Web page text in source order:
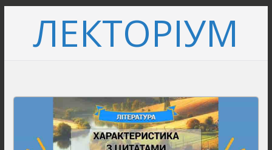
вмістуЛЕКТОРІУМ